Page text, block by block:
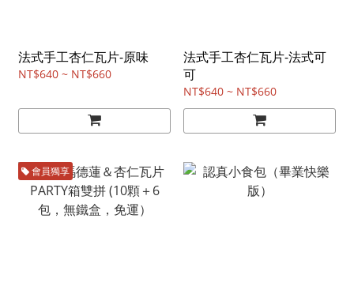
法式手工杏仁瓦片-原味
NT$640 ~ NT$660
法式手工杏仁瓦片-法式可
可
NT$640 ~ NT$660
會員獨享